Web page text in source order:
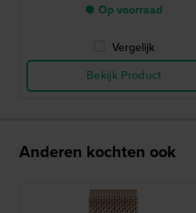
● Op voorraad
Vergelijk
Bekijk Product
Anderen kochten ook